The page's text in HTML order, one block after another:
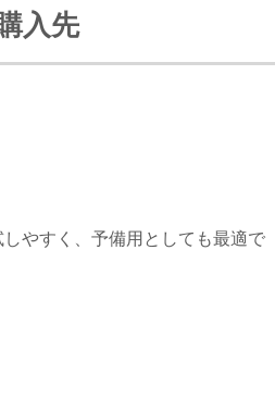
入先
やすく、予備用としても最適で